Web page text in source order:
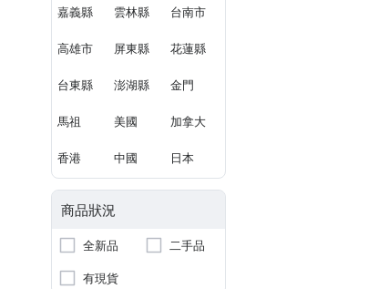
嘉義縣 雲林縣 台南市
高雄市 屏東縣 花蓮縣
台東縣 澎湖縣 金門
馬祖 美國 加拿大
香港 中國 日本
商品狀況
全新品
二手品
有現貨